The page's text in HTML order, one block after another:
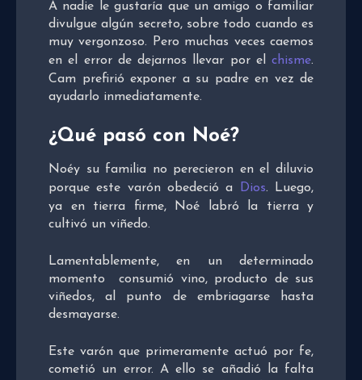
A nadie le gustaría que un amigo o familiar
divulgue algún secreto, sobre todo cuando es
muy vergonzoso. Pero muchas veces caemos
en el error de dejarnos llevar por el chisme.
Cam prefirió exponer a su padre en vez de
ayudarlo inmediatamente.
¿Qué pasó con Noé?
Noéy su familia no perecieron en el diluvio
porque este varón obedeció a
Dios. Luego,
ya en tierra firme, Noé labró la tierra y
cultivó un viñedo.
Lamentablemente, en un determinado
momento consumió vino, producto de sus
viñedos, al punto de embriagarse hasta
desmayarse.
Este varón que primeramente actuó por fe,
cometió un error. A ello se añadió la falta